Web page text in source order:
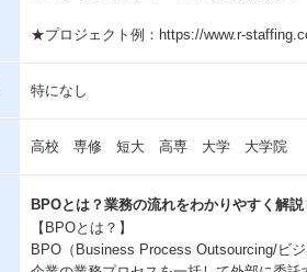
★プロジェクト例：https://www.r-
特になし
高校 専修 短大 高専 大学 大学院
BPOとは？業務の流れをわかりやすく解説
【BPOとは？】
BPO（Business Process Outsourcing/ビ